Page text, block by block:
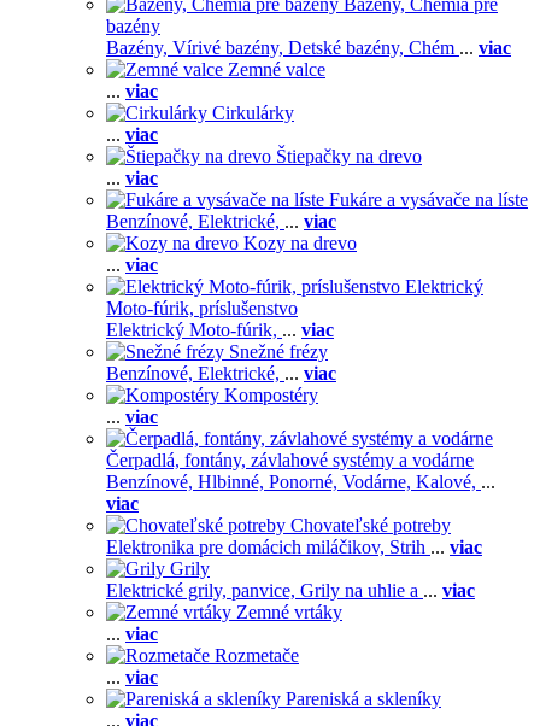
Bazény, Chémia pre
bazény
Bazény, Vírivé bazény, Detské bazény, Chém ... viac
Zemné valce
... viac
Cirkulárky
... viac
Štiepačky na drevo
... viac
Fukáre a vysávače na líste
Benzínové, Elektrické, ... viac
Kozy na drevo
... viac
Elektrický
Moto-fúrik, príslušenstvo
Elektrický Moto-fúrik, ... viac
Snežné frézy
Benzínové, Elektrické, ... viac
Kompostéry
... viac
Čerpadlá, fontány, závlahové systémy a vodárne
Benzínové, Hlbinné, Ponorné, Vodárne, Kalové, ...
viac
Chovateľské potreby
Elektronika pre domácich miláčikov, Strih ... viac
Grily
Elektrické grily, panvice, Grily na uhlie a ... viac
Zemné vrtáky
... viac
Rozmetače
... viac
Pareniská a skleníky
... viac